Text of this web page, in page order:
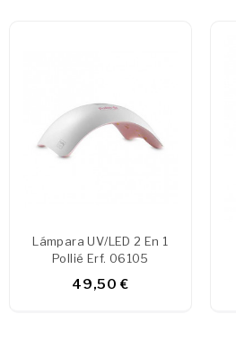
Lámpara UV/LED 2 En 1
Pollié Erf. 06105
49,50 €